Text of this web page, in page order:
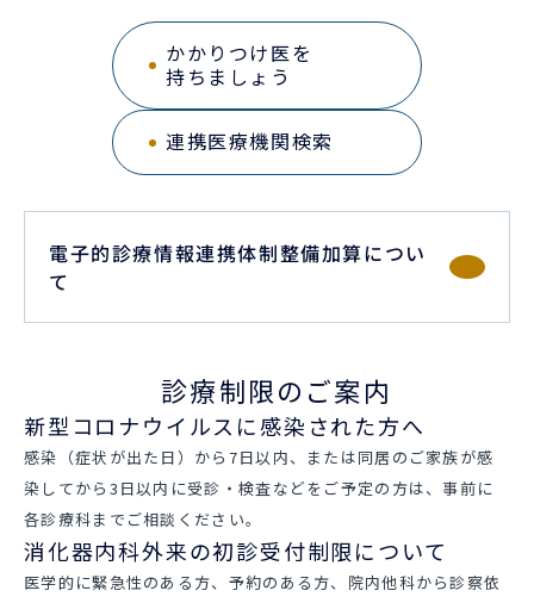
かかりつけ医を
持ちましょう
連携医療機関検索
電子的診療情報連携体制整備加算につい
て
診療制限のご案内
新型コロナウイルスに感染された方へ
感染（症状が出た日）から7日以内、または同居のご家族が感
染してから3日以内に受診・検査などをご予定の方は、事前に
各診療科までご相談ください。
消化器内科外来の初診受付制限について
医学的に緊急性のある方、予約のある方、院内他科から診察依